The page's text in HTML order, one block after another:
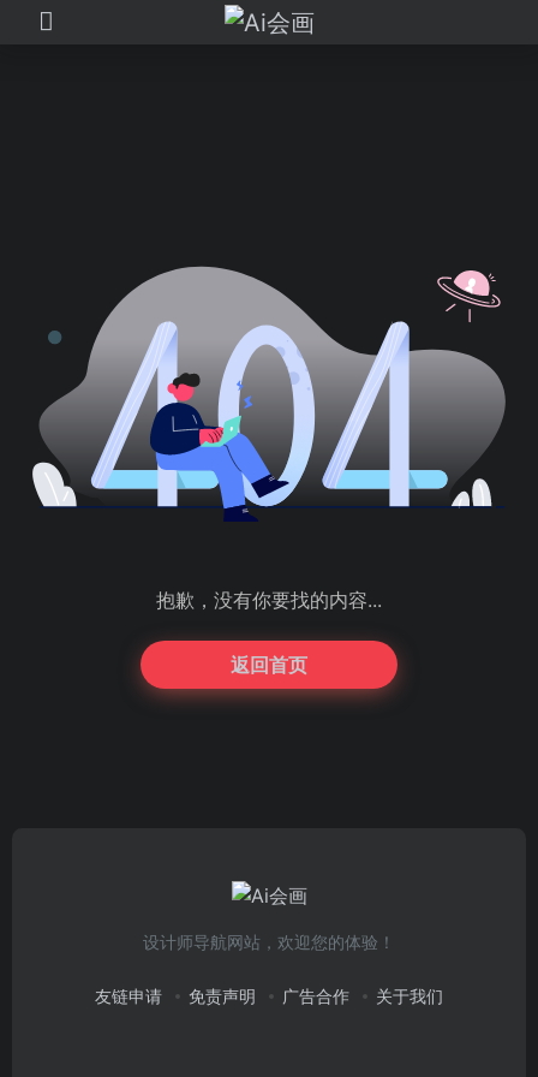
抱歉，没有你要找的内容...
返回首页
设计师导航网站，欢迎您的体验！
友链申请 免责声明 广告合作 关于我们